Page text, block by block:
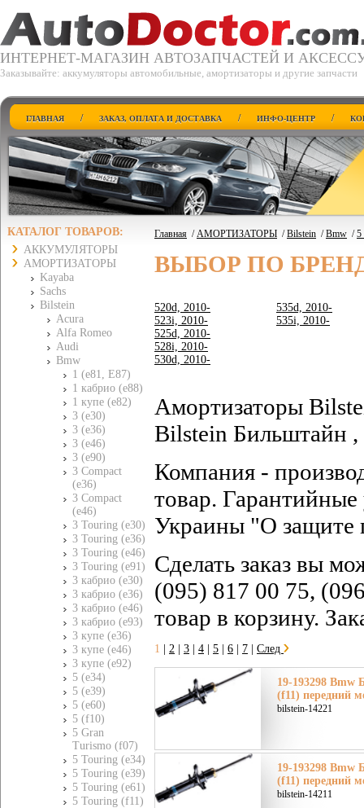
ИНТЕРНЕТ-МАГАЗИН АВТОЗАПЧАСТЕЙ И
Заказывайте: аккумуляторы автомобильные, амортизаторы и другие запчасти
ГЛАВНАЯ / ЗАКАЗ, ОПЛАТА И ДОСТАВКА / ИНФО-ЦЕНТР /
КАТАЛОГ ТОВАРОВ:
АККУМУЛЯТОРЫ
АМОРТИЗАТОРЫ
Kayaba
Sachs
Bilstein
Acura
Alfa Romeo
Audi
Bmw
1 (e81, E87)
1 кабрио (e88)
1 купе (e82)
3 (e30)
3 (e36)
3 (e46)
3 (e90)
3 Compact
(e36)
3 Compact
(e46)
3 Touring (e30)
3 Touring (e36)
3 Touring (e46)
3 Touring (e91)
3 кабрио (e30)
3 кабрио (e36)
3 кабрио (e46)
3 кабрио (e93)
3 купе (e36)
3 купе (e46)
3 купе (e92)
5 (e34)
5 (e39)
5 (e60)
5 (f10)
5 Gran
Turismo (f07)
5 Touring (e34)
5 Touring (e39)
5 Touring (e61)
5 Touring (f11)
Главная /АМОРТИЗАТОРЫ /Bilstein /Bmw /5
ВЫБОР ПО
520d, 2010-
523i, 2010-
525d, 2010-
528i, 2010-
530d, 2010-
535d, 2010-
535i, 2010-
Амортизаторы
Bilstein Бильштайн ,
Компания -
товар. Гарантийные
Украины "О защите
Сделать заказ вы
(095) 817 00 75,
товар в корзину.
1 2 3 4 5 6 7 След
19-193298
(f11) передний
bilstein-14221
19-193298
(f11) передний
bilstein-14211